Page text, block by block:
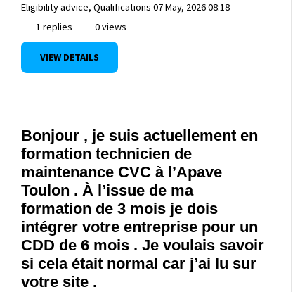
Eligibility advice, Qualifications 07 May, 2026 08:18
1 replies
0 views
VIEW DETAILS
Bonjour , je suis actuellement en
formation technicien de
maintenance CVC à l’Apave
Toulon . À l’issue de ma
formation de 3 mois je dois
intégrer votre entreprise pour un
CDD de 6 mois . Je voulais savoir
si cela était normal car j’ai lu sur
votre site .